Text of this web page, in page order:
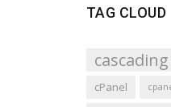
TAG CLOUD
cPanel